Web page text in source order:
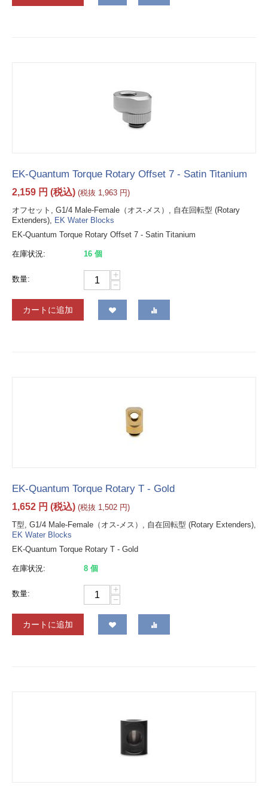
EK-Quantum Torque Rotary Offset 7 - Satin Titanium
2,159 円 (税込) (税抜 1,963 円)
オフセット, G1/4 Male-Female（オス-メス）, 自在回転型 (Rotary
Extenders), EK Water Blocks
EK-Quantum Torque Rotary Offset 7 - Satin Titanium
在庫状況: 16 個
数量:
+
−
カートに追加
EK-Quantum Torque Rotary T - Gold
1,652 円 (税込) (税抜 1,502 円)
T型, G1/4 Male-Female（オス-メス）, 自在回転型 (Rotary Extenders),
EK Water Blocks
EK-Quantum Torque Rotary T - Gold
在庫状況: 8 個
数量:
+
−
カートに追加